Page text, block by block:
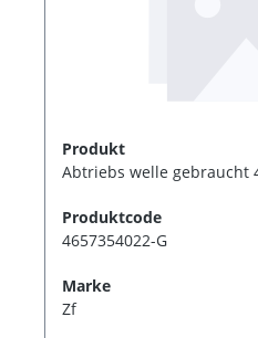
Produkt
Abtriebs welle gebraucht
Produktcode
4657354022-G
Marke
Zf